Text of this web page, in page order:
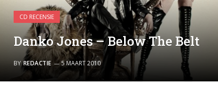
CD RECENSIE
Danko Jones – Below The Belt
BY REDACTIE 5 MAART 2010